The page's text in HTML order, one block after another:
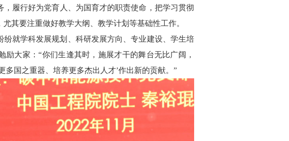
履行好为党育人、为国育才的职责使命，把学习贯彻
其要注重做好教学大纲、教学计划等基础性工作。
就学科发展规划、科研发展方向、专业建设、学生培
大家：“你们生逢其时，施展才干的舞台无比广阔，
多国之重器、培养更多杰出人才’作出新的贡献。”